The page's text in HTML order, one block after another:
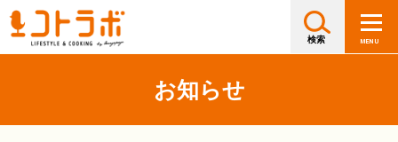
お知らせ